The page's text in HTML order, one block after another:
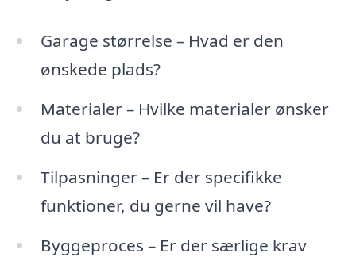
Garage størrelse – Hvad er den
ønskede plads?
Materialer – Hvilke materialer ønsker
du at bruge?
Tilpasninger – Er der specifikke
funktioner, du gerne vil have?
Byggeproces – Er der særlige krav